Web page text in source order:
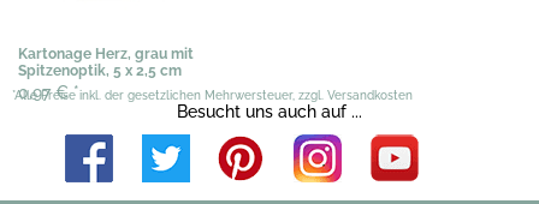
Kartonage Herz, grau mit
Spitzenoptik, 5 x 2,5 cm
0,97 €*
*Alle Preise inkl. der gesetzlichen Mehrwersteuer, zzgl. Versandkosten
Besucht uns auch auf ...